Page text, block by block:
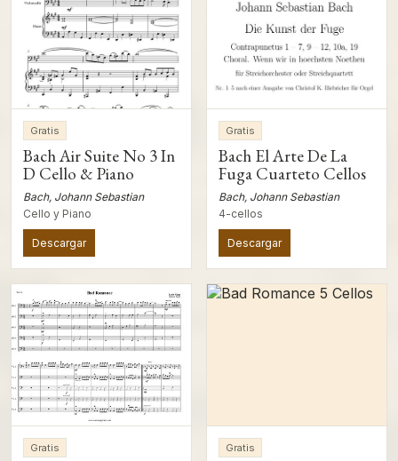
Gratis
Bach Air Suite No 3 In
D Cello & Piano
Bach, Johann Sebastian
Cello y Piano
Descargar
Gratis
Bach El Arte De La
Fuga Cuarteto Cellos
Bach, Johann Sebastian
4-cellos
Descargar
Gratis Gratis